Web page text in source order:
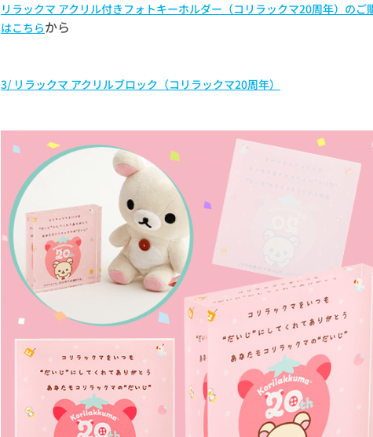
リラックマ アクリル付きフォトキーホルダー（コリラックマ20周年）のご
はこちらから
3/ リラックマ アクリルブロック（コリラックマ20周年）